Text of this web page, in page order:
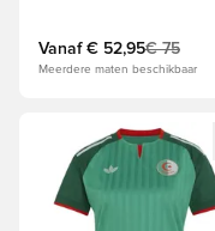
Vanaf € 52,95€ 75
Meerdere maten beschikbaar
Opent een venster